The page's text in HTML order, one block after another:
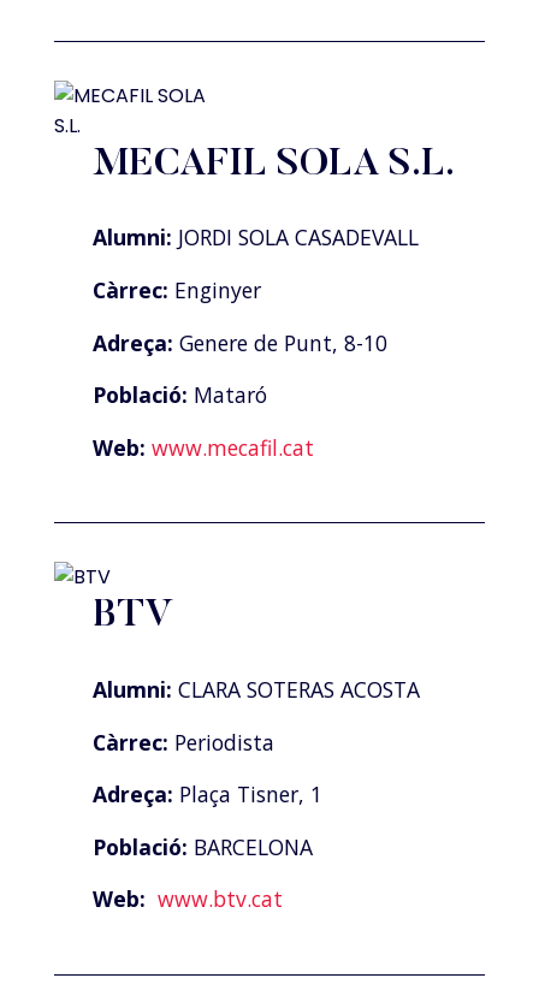
MECAFIL SOLA S.L.
Alumni: JORDI SOLA CASADEVALL
Càrrec: Enginyer
Adreça: Genere de Punt, 8-10
Població: Mataró
Web: www.mecafil.cat
BTV
Alumni: CLARA SOTERAS ACOSTA
Càrrec: Periodista
Adreça: Plaça Tisner, 1
Població: BARCELONA
Web: www.btv.cat